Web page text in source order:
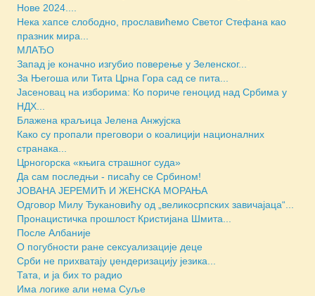
Нове 2024....
Нека хапсе слободно, прославићемо Светог Стефана као
празник мира...
МЛАЂО
Запад је коначно изгубио поверење у Зеленског...
За Његоша или Тита Црна Гора сад се пита...
Јасеновац на изборима: Ко пориче геноцид над Србима у
НДХ...
Блажена краљица Јелена Анжујска
Како су пропали преговори о коалицији националних
странака...
Црногорска «књига страшног суда»
Да сам последњи - писаћу се Србином!
JОВАНА ЈЕРЕМИЋ И ЖЕНСКА МОРАЊА
Одговор Милу Ђукановићу од „великосрпских завичајаца“...
Пронацистичка прошлост Кристијана Шмита...
После Албаније
О погубности ране сексуализације деце
Срби не прихватају џендеризацију језика...
Тата, и ја бих то радио
Има логике али нема Суље